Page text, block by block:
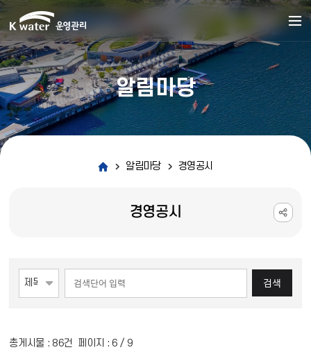
알림마당
알림마당 경영공시
경영공시
검색
총게시물 : 86건 페이지 :6 / 9